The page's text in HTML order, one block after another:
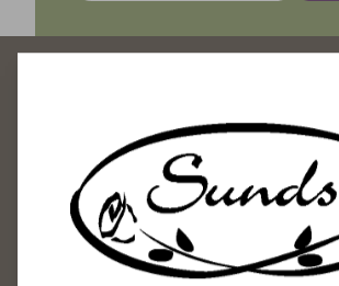
Sundin Puutarhakeskus
Avoinna